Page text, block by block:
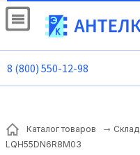
8 (800) 550-12-98
Каталог товаров Склад
LQH55DN6R8M03